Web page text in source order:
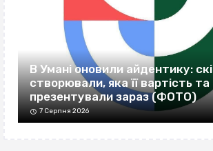
В Умані оновили айдентику:
створювали, яка її вартість
презентували зараз (ФОТО)
7 Серпня 2026